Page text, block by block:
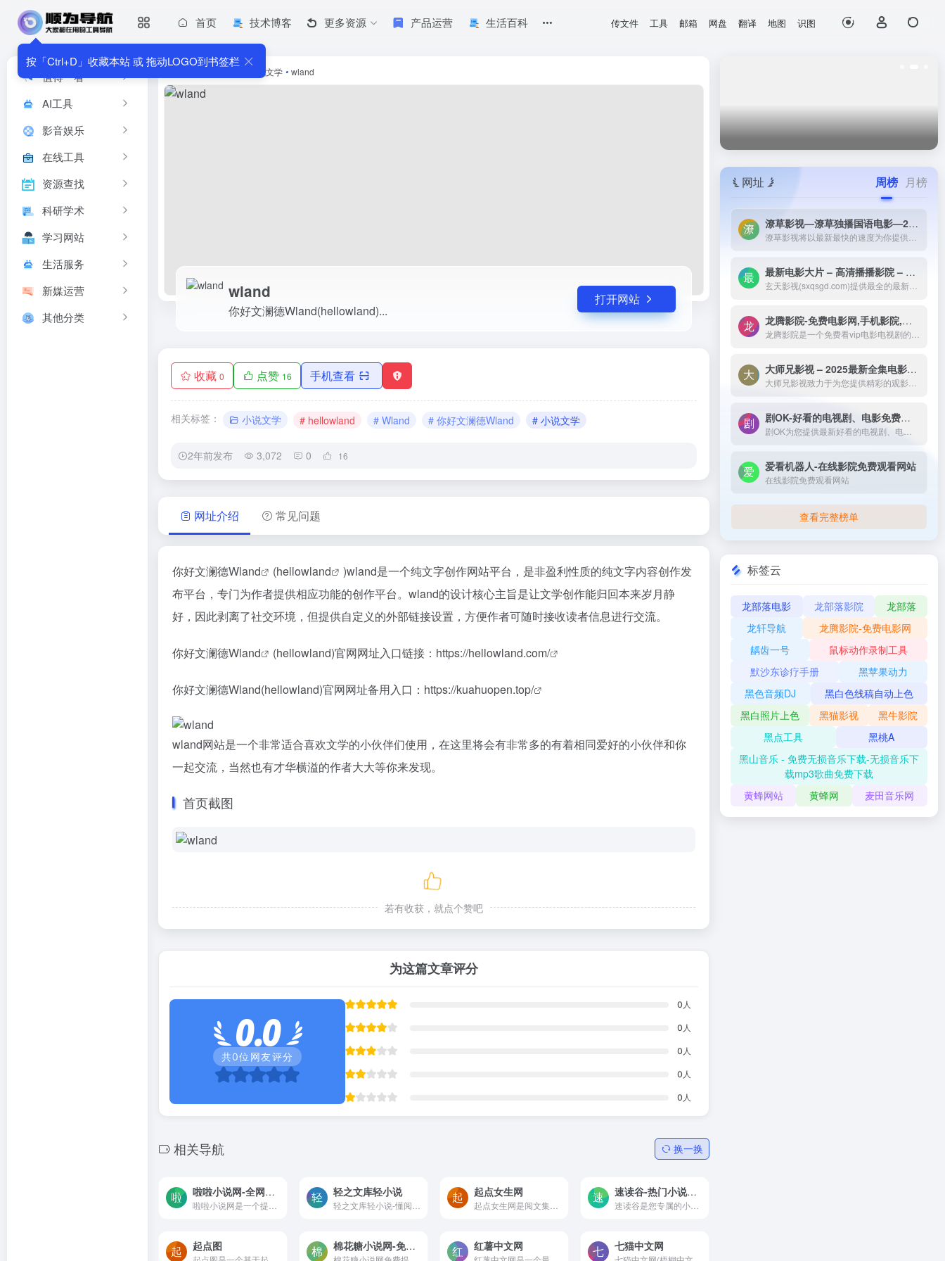
按「Ctrl+D」收藏本站 或 拖动LOGO到书签栏
首页 技术博客 更多资源 产品运营 生活百科 传文件 工具 邮箱 网盘 翻译 地图 识图
值得一看
AI工具
影音娱乐
在线工具
资源查找
科研学术
学习网站
生活服务
新媒运营
其他分类
小说文学 • wland
wland
你好文澜德Wland(hellowland)...
打开网站
收藏 0 点赞 16 手机查看
相关标签： 小说文学 # hellowland # Wland # 你好文澜德Wland # 小说文学
2年前发布 3,072 0 16
wland
你好文澜德Wland(hellowland)...
网址介绍 常见问题
你好文澜德Wland (hellowland
)wland是一个纯文字创作网站平台，是非盈利性质的纯文字内容创作发
布平台，专门为作者提供相应功能的创作平台。wland的设计核心主旨是让文学创作能归回本来岁月静
好，因此剥离了社交环境，但提供自定义的外部链接设置，方便作者可随时接收读者信息进行交流。
你好文澜德Wland (hellowland)官网网址入口链接： https://hellowland.com/
你好文澜德Wland(hellowland)官网网址备用入口： https://kuahuopen.top/
wland网站是一个非常适合喜欢文学的小伙伴们使用，在这里将会有非常多的有着相同爱好的小伙伴和你
一起交流，当然也有才华横溢的作者大大等你来发现。
首页截图
若有收获，就点个赞吧
为这篇文章评分
0.0
共0位网友评分
0 人
0 人
0 人
0 人
0 人
相关导航 换一换
啦啦小说网-全网小说全文无弹窗免费阅读 轻之文库轻小说 起点女生网 速读谷-热门小说最新章节免费在线阅读
起点图 棉花糖小说网-免费干净纯文字的小说阅读网 红薯中文网 七猫中文网
网址 周榜 月榜
潦草影视—潦草独播国语电影—2023最新国语大片—免费国语潦草电影网-潦草影视将以最新最快的速度为你提供：最新电影电视剧的介绍和高速观看地址，好看的电影电视剧在线观看尽在潦草影视，为了更好的服务您，我们正在努力做最好的电影电视剧网站！
最新电影大片 – 高清播播影院 – 最新好看的电视剧免费在线观看 _ 玄天影视-玄天影视(sxqsgd.com)提供最全的最新电影大片，最热电视剧，韩国电视剧、香港TVB电视剧、韩剧、日剧、美剧、综艺、动漫的在线观看，无需下载任何播放器即可在线免费观看，每天第一时间更新，欢迎影迷到玄天
龙腾影院-免费电影网,手机影院,高清影视大全-龙腾影院是一个免费看vip电影电视剧的网站，拥有海量、优质、高清电影和好看的电视剧，搞笑综艺及新番动漫，无须会员即可无广告观看全网影视作品，看电影来龙腾影院准没错。
大师兄影视 – 2025最新全集电影电视剧_高清短剧视频免费在线观看-大师兄影视致力于为您提供精彩的观影选择，包括热门电影、电视剧、短剧、最新综艺节目和经典动漫。我们实时更新影片，确保您能享受最新、最全面的在线电影免费观看，更多高清资源尽在大师兄影院网。
剧OK-好看的电视剧、电影免费在线播放
爱看机器人-在线影院免费观看网站
在线影院免费观看网站
查看完整榜单
标签云
龙部落电影 龙部落影院
龙部落
龙轩导航
龙腾影院-免费电影网
龋齿一号
鼠标动作录制工具
默沙东诊疗手册
黑苹果动力
黑色音频DJ
黑白色线稿自动上色
黑白照片上色
黑猫影视
黑牛影院
黑点工具
黑桃A
黑山音乐 - 免费无损音乐下载-无损音乐下
载mp3歌曲免费下载
黄蜂网站
黄蜂网 麦田音乐网